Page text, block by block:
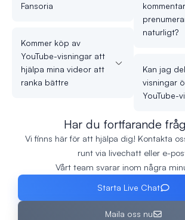
Fansoria
Kommer köp av
YouTube-visningar att
hjälpa mina videor att
ranka bättre
naturligt?
Kan jag
visningar
YouTube-
Har du fortfarande
Vi finns här för att hjälpa dig! Kontakta
runt via livechatt eller e-
Vårt team svarar inom några
Starta Live Chat
Maila oss nu